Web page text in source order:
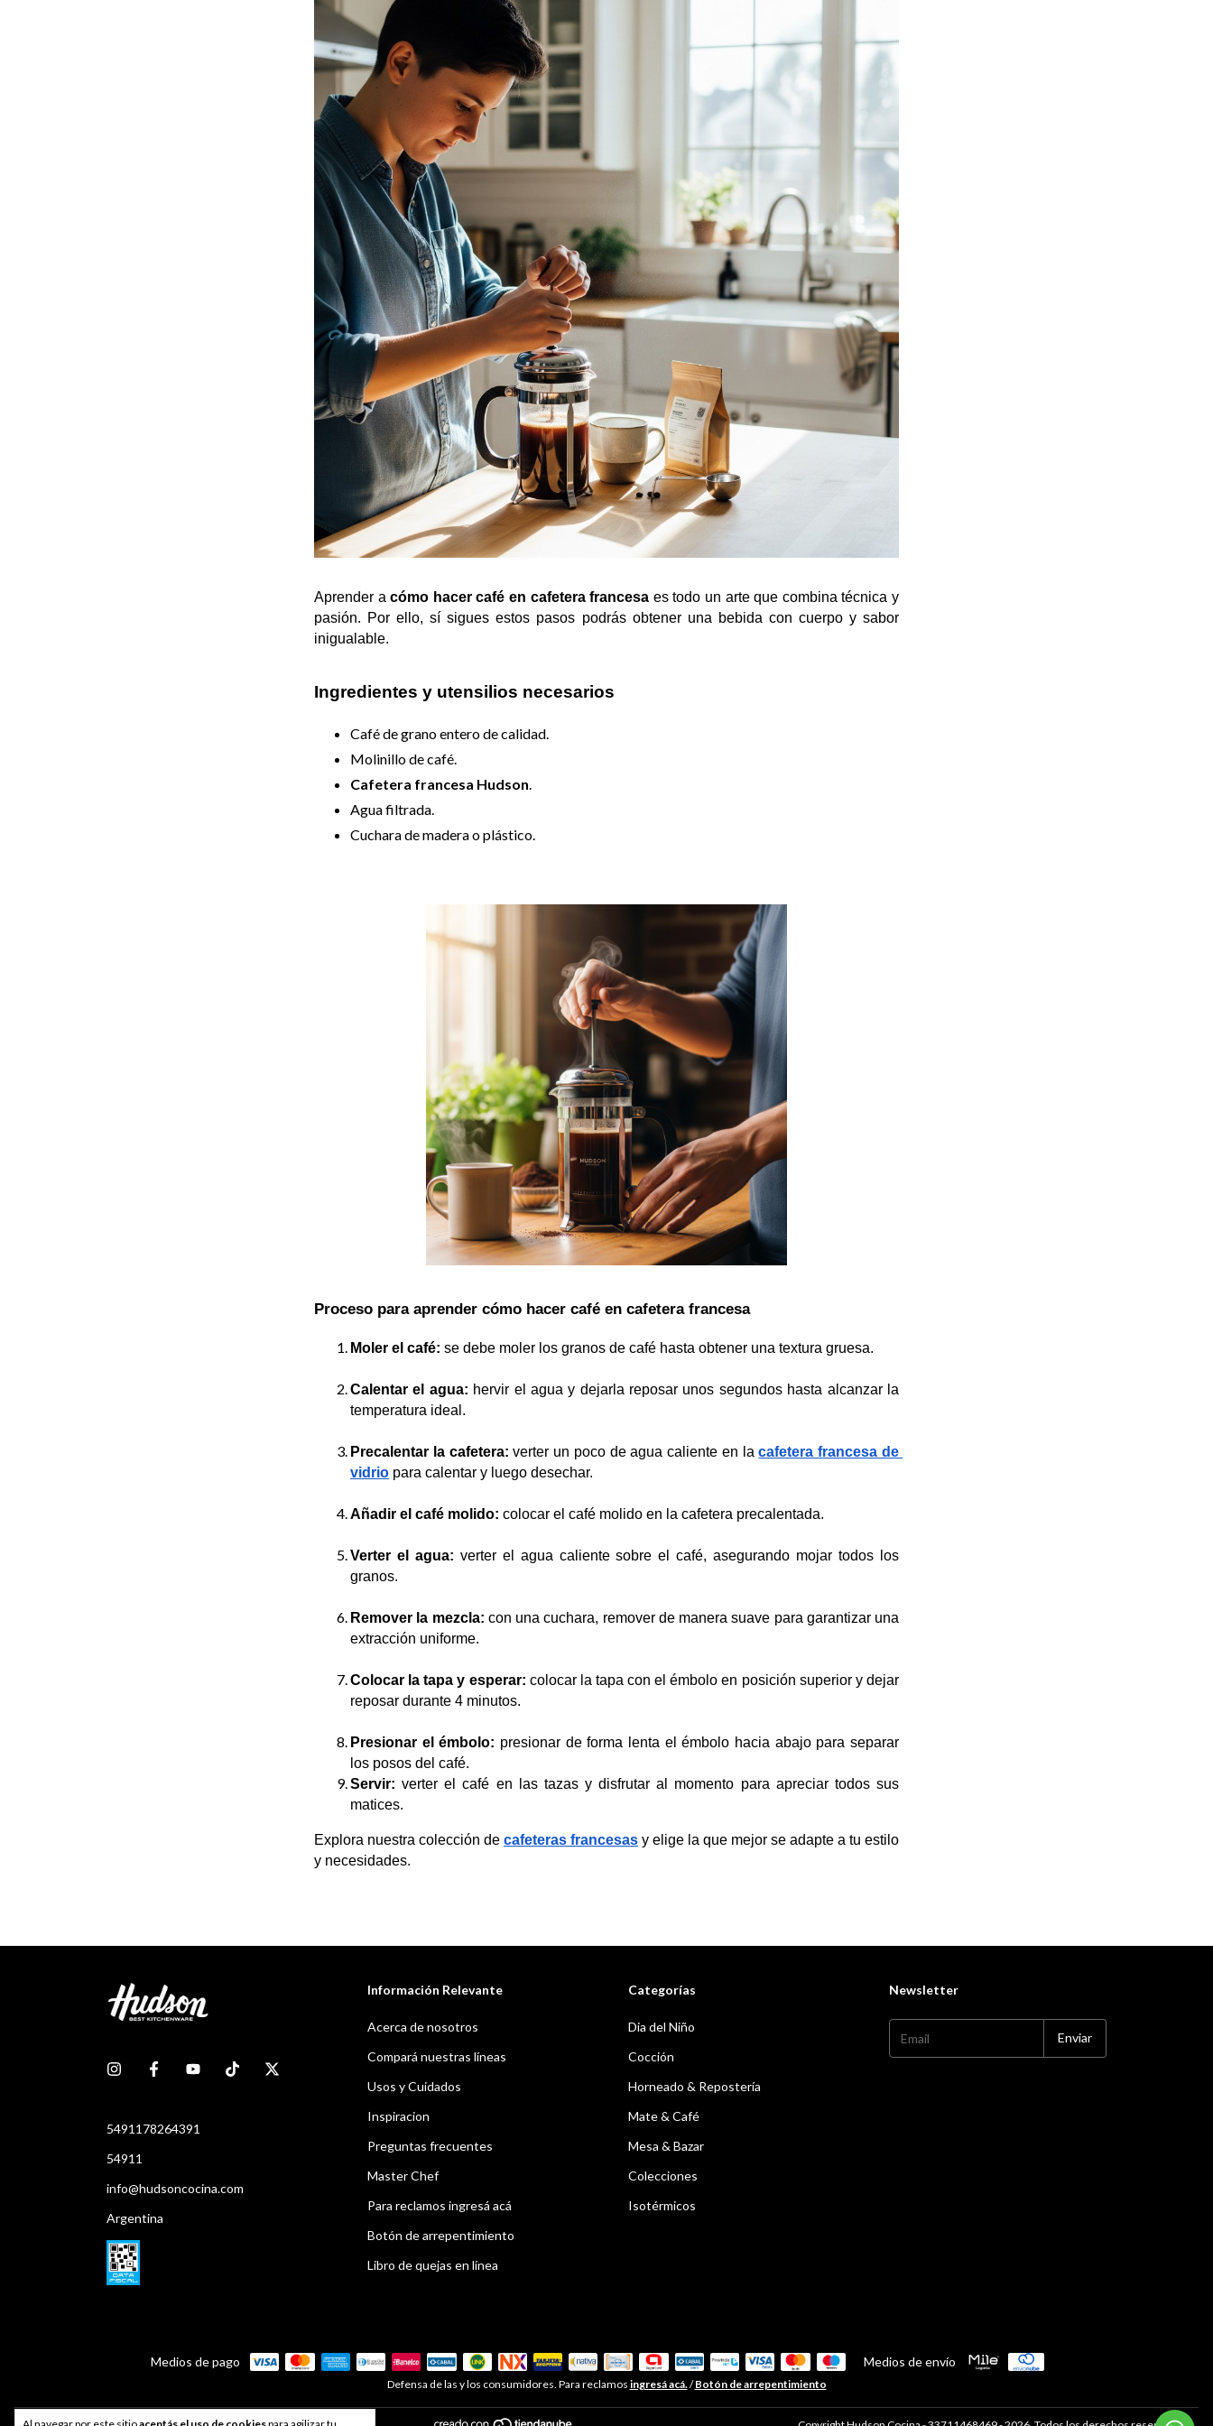
Aprender a cómo hacer café en cafetera francesa es todo un arte que combina técnica y
pasión. Por ello, sí sigues estos pasos podrás obtener una bebida con cuerpo y sabor
inigualable.
Ingredientes y utensilios necesarios
Café de grano entero de calidad.
Molinillo de café​.
Cafetera francesa Hudson
Agua filtrada​.
Cuchara de madera o plástico​.
Proceso para aprender cómo hacer café en cafetera francesa
Moler el café: se debe moler los granos de café hasta obtener una textura gruesa.
Calentar el agua: hervir el agua y dejarla reposar unos segundos hasta alcanzar la
temperatura ideal.​
Precalentar la cafetera: verter un poco de agua caliente en la cafetera francesa de
vidrio para calentar y luego desechar.​
Añadir el café molido: colocar el café molido en la cafetera precalentada.
Verter el agua: verter el agua caliente sobre el café, asegurando mojar todos los
granos.
Remover la mezcla: con una cuchara, remover de manera suave para garantizar una
extracción uniforme.​
Colocar la tapa y esperar: colocar la tapa con el émbolo en posición superior y dejar
reposar durante 4 minutos.
Presionar el émbolo: presionar de forma lenta el émbolo hacia abajo para separar
los posos del café.
Servir: verter el café en las tazas y disfrutar al momento para apreciar todos sus
matices.​
Explora nuestra colección de cafeteras francesas y elige la que mejor se adapte a tu estilo
y necesidades.
5491178264391
54911
info@hudsoncocina.com
Argentina
Información Relevante
Acerca de nosotros
Compará nuestras líneas
Usos y Cuidados
Inspiracion
Preguntas frecuentes
Master Chef
Para reclamos ingresá acá
Botón de arrepentimiento
Libro de quejas en línea
Categorías
Dia del Niño
Cocción
Horneado & Repostería
Mate & Café
Mesa & Bazar
Colecciones
Isotérmicos
Newsletter
Medios de pago Medios de envío
Defensa de las y los consumidores. Para reclamos ingresá acá./ Botón de arrepentimiento